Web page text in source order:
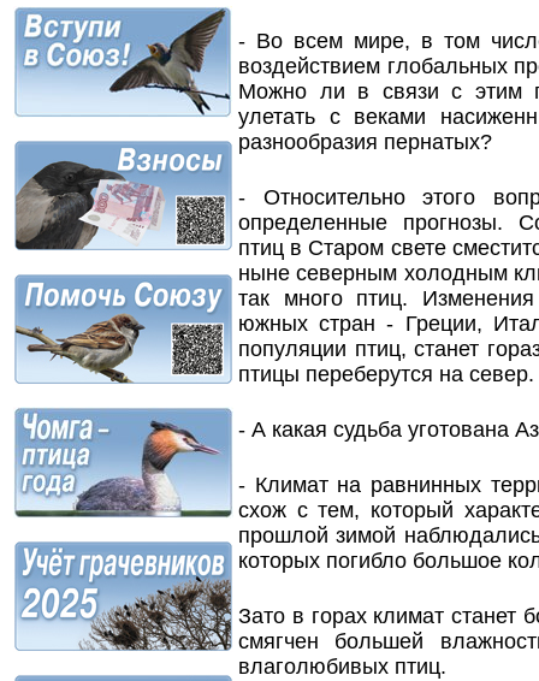
- Во всем мире, в том
воздействием глобальных
Можно ли в связи с этим
улетать с веками
разнообразия пернатых?
- Относительно этого
определенные прогнозы.
птиц в Старом свете
ныне северным холодным
так много птиц.
южных стран - Греции,
популяции птиц, станет
птицы переберутся на север.
- А какая судьба уготована
- Климат на равнинных
схож с тем, который
прошлой зимой
которых погибло большое
Зато в горах климат станет
смягчен большей
влаголюбивых птиц.